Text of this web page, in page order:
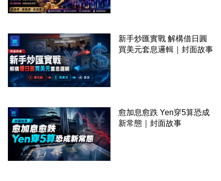
新手炒匯實戰 解構借日圓
買美元套息邏輯｜封面故事
愈加息愈跌 Yen穿5算恐成
新常態｜封面故事